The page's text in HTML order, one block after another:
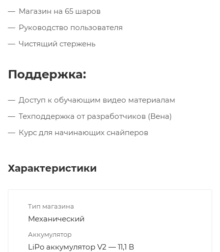
Магазин на 65 шаров
Руководство пользователя
Чистящий стержень
Поддержка:
Доступ к обучающим видео материалам
Техподдержка от разработчиков (Вена)
Курс для начинающих снайперов
Характеристики
Тип магазина
Механический
Аккумулятор
LiPo аккумулятор V2 — 11,1 В